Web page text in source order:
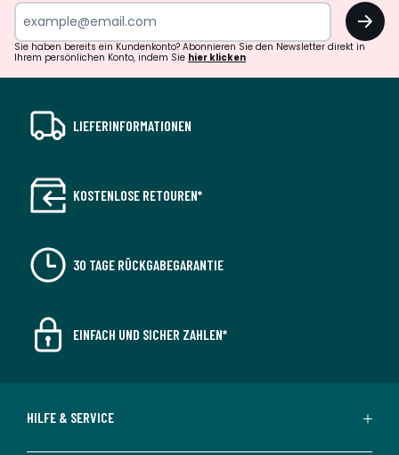
OK
Sie haben bereits ein Kundenkonto? Abonnieren Sie den Newsletter direkt in
Ihrem persönlichen Konto, indem Sie hier klicken
LIEFERINFORMATIONEN
KOSTENLOSE RETOUREN*
30 TAGE RÜCKGABEGARANTIE
EINFACH UND SICHER ZAHLEN*
HILFE & SERVICE